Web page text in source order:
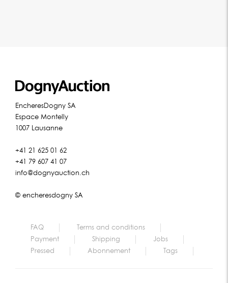
EncheresDogny SA
Espace Montelly
1007 Lausanne
+41 21 625 01 62
+41 79 607 41 07
info@dognyauction.ch
© encheresdogny SA
FAQ
Terms and conditions
Payment
Shipping
Jobs
Pressed
Abonnement Tags